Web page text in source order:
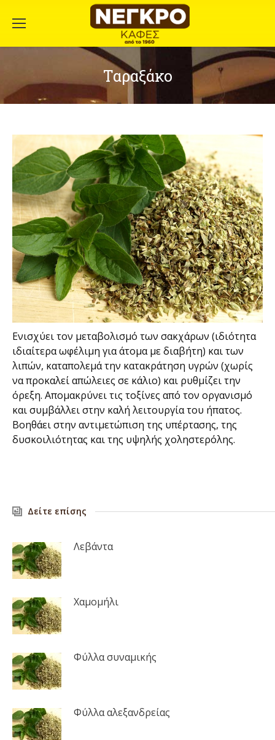
Ταραξάκο
Ενισχύει τον μεταβολισμό των σακχάρων (ιδιότητα
ιδιαίτερα ωφέλιμη για άτομα με διαβήτη) και των
λιπών, καταπολεμά την κατακράτηση υγρών (χωρίς
να προκαλεί απώλειες σε κάλιο) και ρυθμίζει την
όρεξη. Απομακρύνει τις τοξίνες από τον οργανισμό
και συμβάλλει στην καλή λειτουργία του ήπατος.
Βοηθάει στην αντιμετώπιση της υπέρτασης, της
δυσκοιλιότητας και της υψηλής χοληστερόλης.
Δείτε επίσης
Λεβάντα
Χαμομήλι
Φύλλα συναμικής
Φύλλα αλεξανδρείας